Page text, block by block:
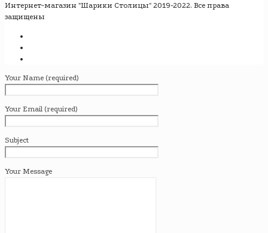
Интернет-магазин "Шарики Столицы" 2019-2022. Все права
защищены
Your Name (required)
Your Email (required)
Subject
Your Message